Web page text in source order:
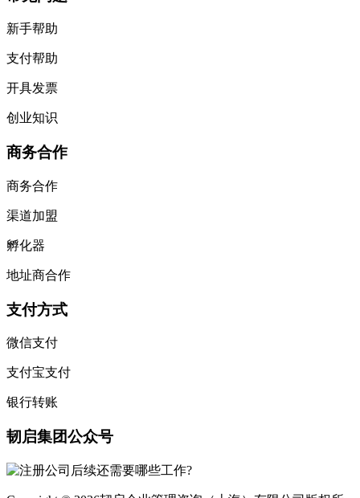
渠道加盟
孵化器
地址商合作
支付方式
微信支付
支付宝支付
银行转账
韧启集团公众号
Copyright © 2026韧启企业管理咨询（上海）有限公司版权所
首页
咨询